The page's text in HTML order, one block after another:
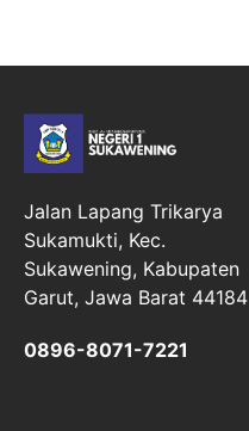
Jalan Lapang Trikarya
Sukamukti, Kec.
Sukawening, Kabupaten
Garut, Jawa Barat 44184
0896-8071-7221